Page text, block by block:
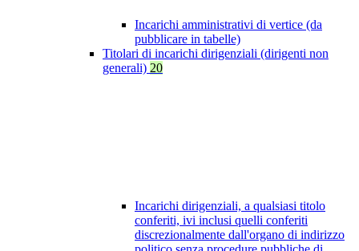
Incarichi amministrativi di vertice (da
pubblicare in tabelle)
Titolari di incarichi dirigenziali (dirigenti non
generali) 20
Incarichi dirigenziali, a qualsiasi titolo
conferiti, ivi inclusi quelli conferiti
discrezionalmente dall'organo di indirizzo